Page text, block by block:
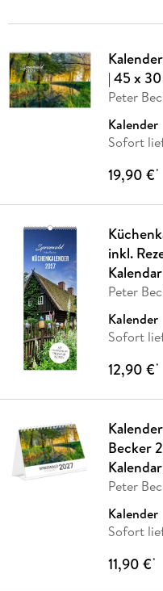
| 45 x
Peter
Kalender
Sofort
19,90 €*
inkl.
Peter
Kalender
Sofort
12,90 €*
Becker
Peter
Kalender
Sofort
11,90 €*